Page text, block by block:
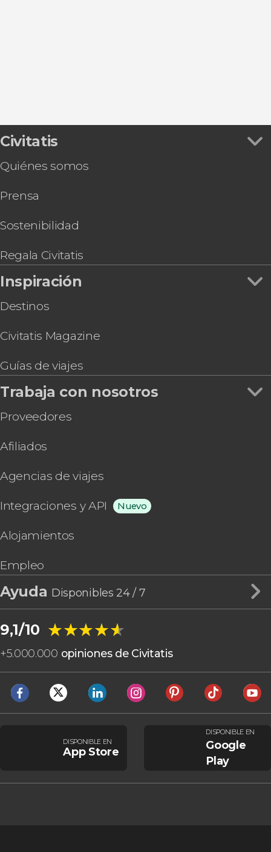
Civitatis
Quiénes somos
Prensa
Sostenibilidad
Regala Civitatis
Inspiración
Destinos
Civitatis Magazine
Guías de viajes
Trabaja con nosotros
Proveedores
Afiliados
Agencias de viajes
Integraciones y API Nuevo
Alojamientos
Empleo
Ayuda Disponibles 24 / 7
9,1/10 ★★★★★
★★★★★
+5.000.000 opiniones de Civitatis
DISPONIBLE EN
App Store
DISPONIBLE EN
Google
Play